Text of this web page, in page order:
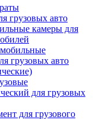
грузовых авто
камеры для
грузовых авто
для грузовых
для грузового